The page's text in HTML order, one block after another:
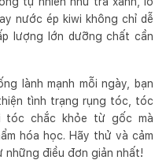
nước ép kiwi không chỉ dễ
lượng lớn dưỡng chất cần
lành mạnh mỗi ngày, bạn
tình trạng rụng tóc, tóc
tóc chắc khỏe từ gốc mà
hóa học. Hãy thử và cảm
điều đơn giản nhất!